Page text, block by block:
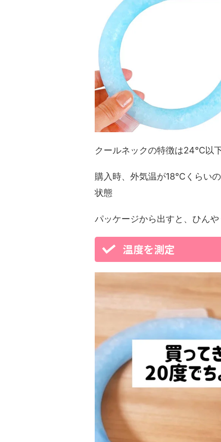
クールネックの特徴は24℃以
購入時、外気温が18℃くらい
状態
パッケージから出すと、ひん
温度を測定